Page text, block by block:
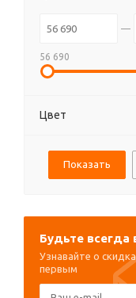
56 690
Цвет
Будьте всегда
Узнавайте о
первым